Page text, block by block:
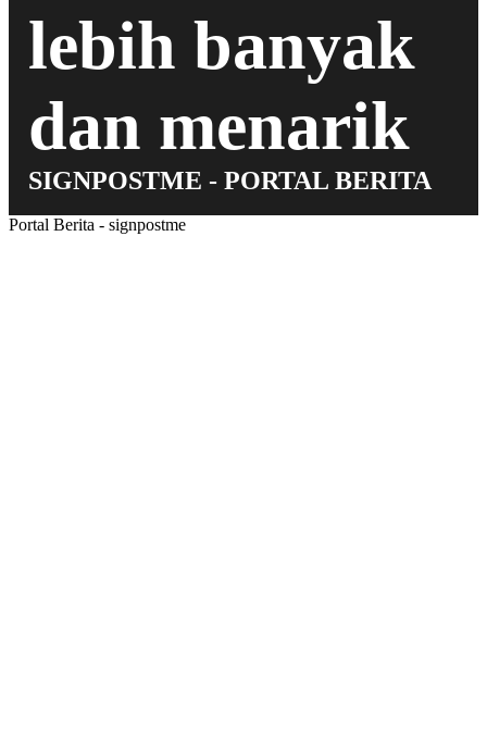
lebih banyak
dan menarik
SIGNPOSTME - PORTAL BERITA
Portal Berita - signpostme